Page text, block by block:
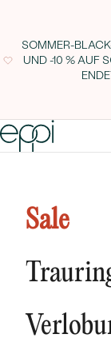
SOMMER-
UND -10 % AUF
Sale